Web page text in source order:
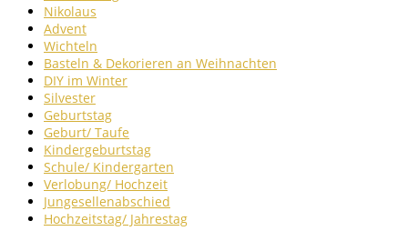
Nikolaus
Advent
Wichteln
Basteln & Dekorieren an Weihnachten
DIY im Winter
Silvester
Geburtstag
Geburt/ Taufe
Kindergeburtstag
Schule/ Kindergarten
Verlobung/ Hochzeit
Jungesellenabschied
Hochzeitstag/ Jahrestag